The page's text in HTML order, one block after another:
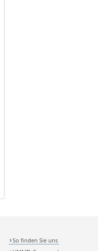
So finden Sie uns